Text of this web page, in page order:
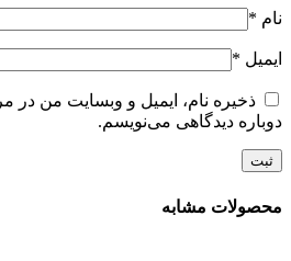
نام *
ایمیل *
ذخیره نام، ایمیل و وبسایت من در
دوباره دیدگاهی می‌نویسم.
محصولات مشابه